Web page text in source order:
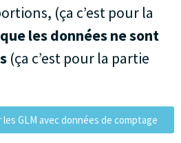
(ça c’est pour la
les données ne sont
(ça c’est pour la partie
GLM avec données de comptage